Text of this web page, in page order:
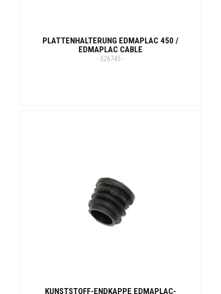
PLATTENHALTERUNG EDMAPLAC 450 /
EDMAPLAC CABLE
- 526745 -
KUNSTSTOFF-ENDKAPPE EDMAPLAC-